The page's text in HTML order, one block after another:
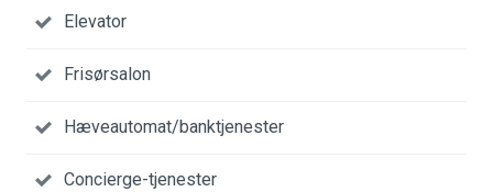
Elevator
Frisørsalon
Hæveautomat/banktjenester
Concierge-tjenester